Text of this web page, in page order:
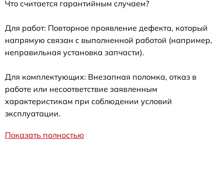
Что считается гарантийным случаем?
Для работ: Повторное проявление дефекта, который
напрямую связан с выполненной работой (например,
неправильная установка запчасти).
Для комплектующих: Внезапная поломка, отказ в
работе или несоответствие заявленным
характеристикам при соблюдении условий
эксплуатации.
Показать полностью